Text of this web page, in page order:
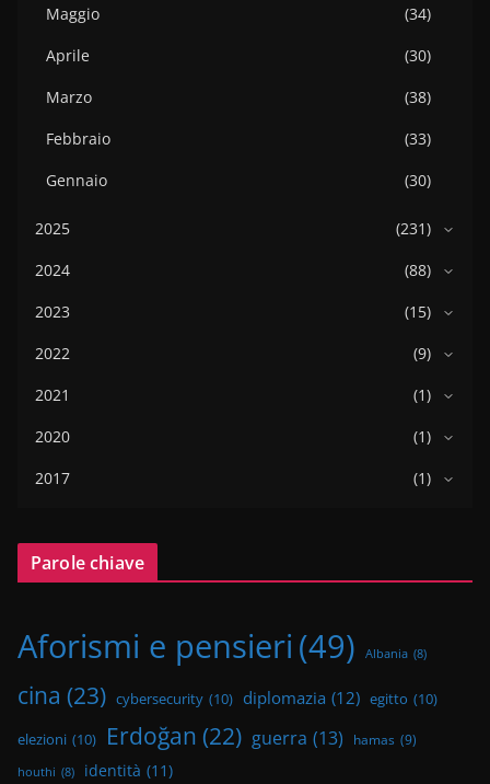
Maggio
(34)
Aprile
(30)
Marzo
(38)
Febbraio
(33)
Gennaio
(30)
2025
(231)
2024
(88)
2023
(15)
2022
(9)
2021
(1)
2020
(1)
2017
(1)
Parole chiave
Aforismi e pensieri (49) Albania (8)
cina (23) cybersecurity (10) diplomazia (12) egitto (10)
elezioni (10) Erdoğan (22) guerra (13) hamas (9)
houthi (8) identità (11)